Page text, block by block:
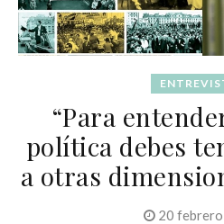
“Para
política debes
a otras
20